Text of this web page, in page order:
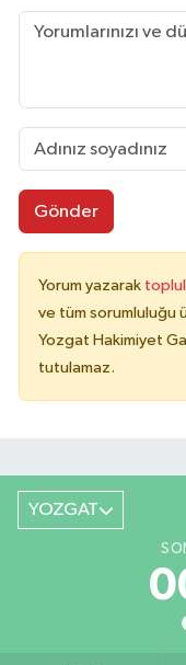
Gönder
Yorum yazarak
ve tüm sorumluluğu
Yozgat Hakimiyet
tutulamaz.
YOZGAT